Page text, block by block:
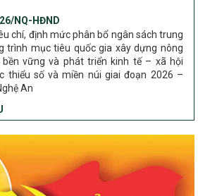
chí, định mức phân bổ ngân sách trung
trình mục tiêu quốc gia xây dựng nông
vững và phát triển kinh tế – xã hội
thiểu số và miền núi giai đoạn 2026 –
An
trình mục tiêu quốc gia xây dựng
bền vững và phát triển kinh tế – xã
thiểu số và miền núi giai đoạn 2026 –
An
UBND
đạo Chương trình mục tiều quốc gia xây